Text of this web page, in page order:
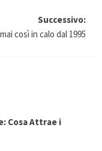
Successivo:
così in calo dal 1995
Cosa Attrae i